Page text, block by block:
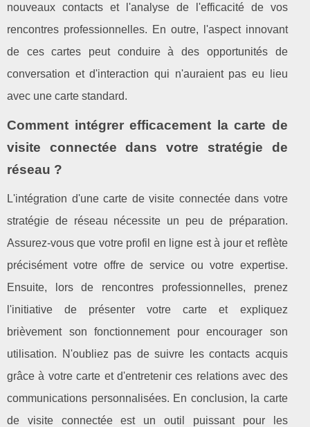
nouveaux contacts et l'analyse de l'efficacité de vos
rencontres professionnelles. En outre, l'aspect innovant
de ces cartes peut conduire à des opportunités de
conversation et d'interaction qui n'auraient pas eu lieu
avec une carte standard.
Comment intégrer efficacement la carte de
visite connectée dans votre stratégie de
réseau ?
L'intégration d'une carte de visite connectée dans votre
stratégie de réseau nécessite un peu de préparation.
Assurez-vous que votre profil en ligne est à jour et reflète
précisément votre offre de service ou votre expertise.
Ensuite, lors de rencontres professionnelles, prenez
l'initiative de présenter votre carte et expliquez
brièvement son fonctionnement pour encourager son
utilisation. N'oubliez pas de suivre les contacts acquis
grâce à votre carte et d'entretenir ces relations avec des
communications personnalisées. En conclusion, la carte
de visite connectée est un outil puissant pour les